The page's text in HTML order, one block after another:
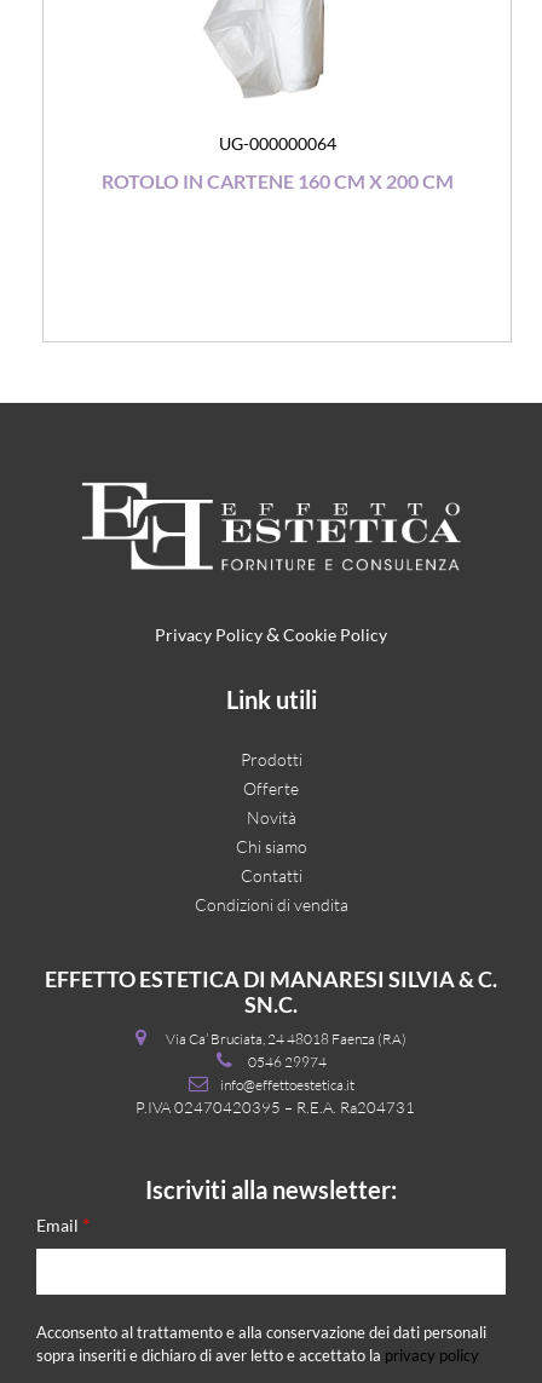
UG-000000064
ROTOLO IN CARTENE 160 CM X 200 CM
Privacy Policy& Cookie Policy
Link utili
Prodotti
Offerte
Novità
Chi siamo
Contatti
Condizioni di vendita
EFFETTO ESTETICA DI MANARESI SILVIA & C.
SN.C.
Via Ca’ Bruciata, 24 48018 Faenza (RA)
0546 29974
info@effettoestetica.it
P.IVA 02470420395 – R.E.A. Ra204731
Iscriviti alla newsletter:
Email *
Acconsento al trattamento e alla conservazione dei dati personali
sopra inseriti e dichiaro di aver letto e accettato la privacy policy